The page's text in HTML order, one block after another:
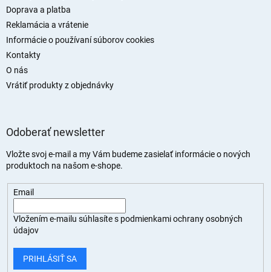
i
Doprava a platba
Reklamácia a vrátenie
Informácie o používaní súborov cookies
Kontakty
O nás
Vrátiť produkty z objednávky
Odoberať newsletter
Vložte svoj e-mail a my Vám budeme zasielať informácie o nových
produktoch na našom e-shope.
Email
Vložením e-mailu súhlasíte s podmienkami ochrany osobných
údajov
PRIHLÁSIŤ SA